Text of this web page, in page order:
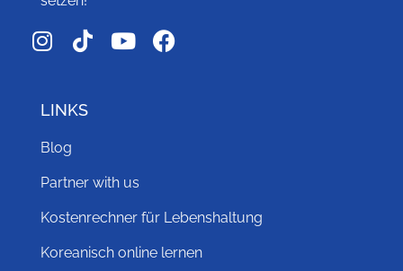
LINKS
Blog
Partner with us
Kostenrechner für Lebenshaltung
Koreanisch online lernen